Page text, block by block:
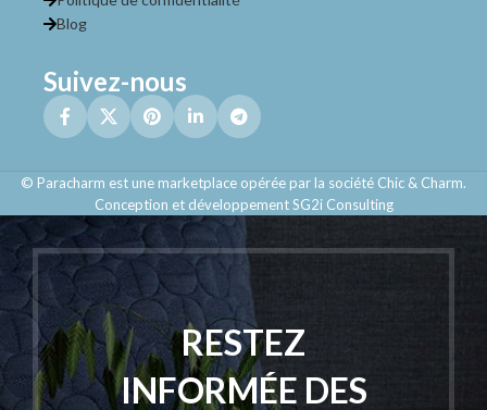
Blog
Suivez-nous
© Paracharm est une marketplace opérée par la société Chic & Charm.
Conception et développement SG2i Consulting
RESTEZ
INFORMÉE DES